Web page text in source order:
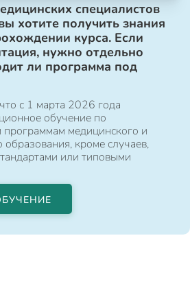
специалистов
хотите получить знания
курса. Если
нужно отдельно
ли программа под
с 1 марта 2026 года
обучение по
медицинского и
кроме случаев,
или типовыми